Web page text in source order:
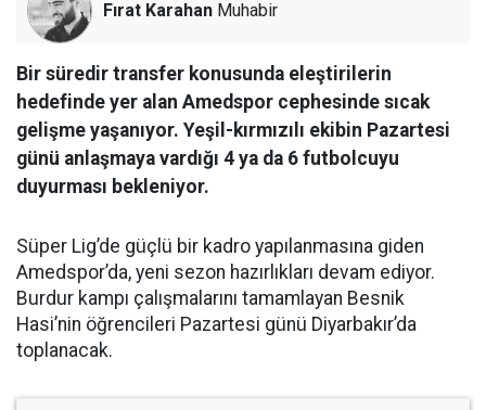
Fırat Karahan Muhabir
Bir süredir transfer konusunda eleştirilerin
hedefinde yer alan Amedspor cephesinde sıcak
gelişme yaşanıyor. Yeşil-kırmızılı ekibin Pazartesi
günü anlaşmaya vardığı 4 ya da 6 futbolcuyu
duyurması bekleniyor.
Süper Lig’de güçlü bir kadro yapılanmasına giden
Amedspor’da, yeni sezon hazırlıkları devam ediyor.
Burdur kampı çalışmalarını tamamlayan Besnik
Hasi’nin öğrencileri Pazartesi günü Diyarbakır’da
toplanacak.